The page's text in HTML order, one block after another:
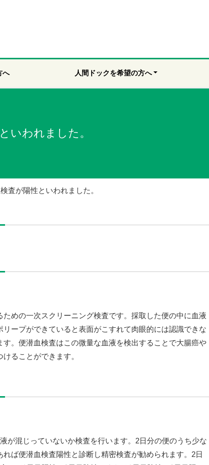
へ 人間ドックを希望の方へ
いわれました。
査が陽性といわれました。
めの一次スクリーニング検査です。採取した便の中に血液
ープができていると表面がこすれて肉眼的には認識できな
。便潜血検査はこの微量な血液を検出することで大腸癌や
ることができます。
が混じっていないか検査を行います。2日分の便のうち少な
ば便潜血検査陽性と診断し精密検査が勧められます。2日